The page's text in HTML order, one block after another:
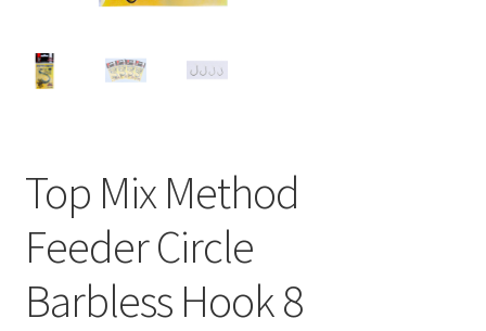
Top Mix Method
Feeder Circle
Barbless Hook 8